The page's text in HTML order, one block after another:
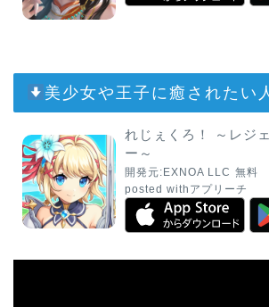
美少女や王子に癒されたい
れじぇくろ！ ～レジ
ー～
開発元: EXNOA LLC 無料
posted with アプリーチ